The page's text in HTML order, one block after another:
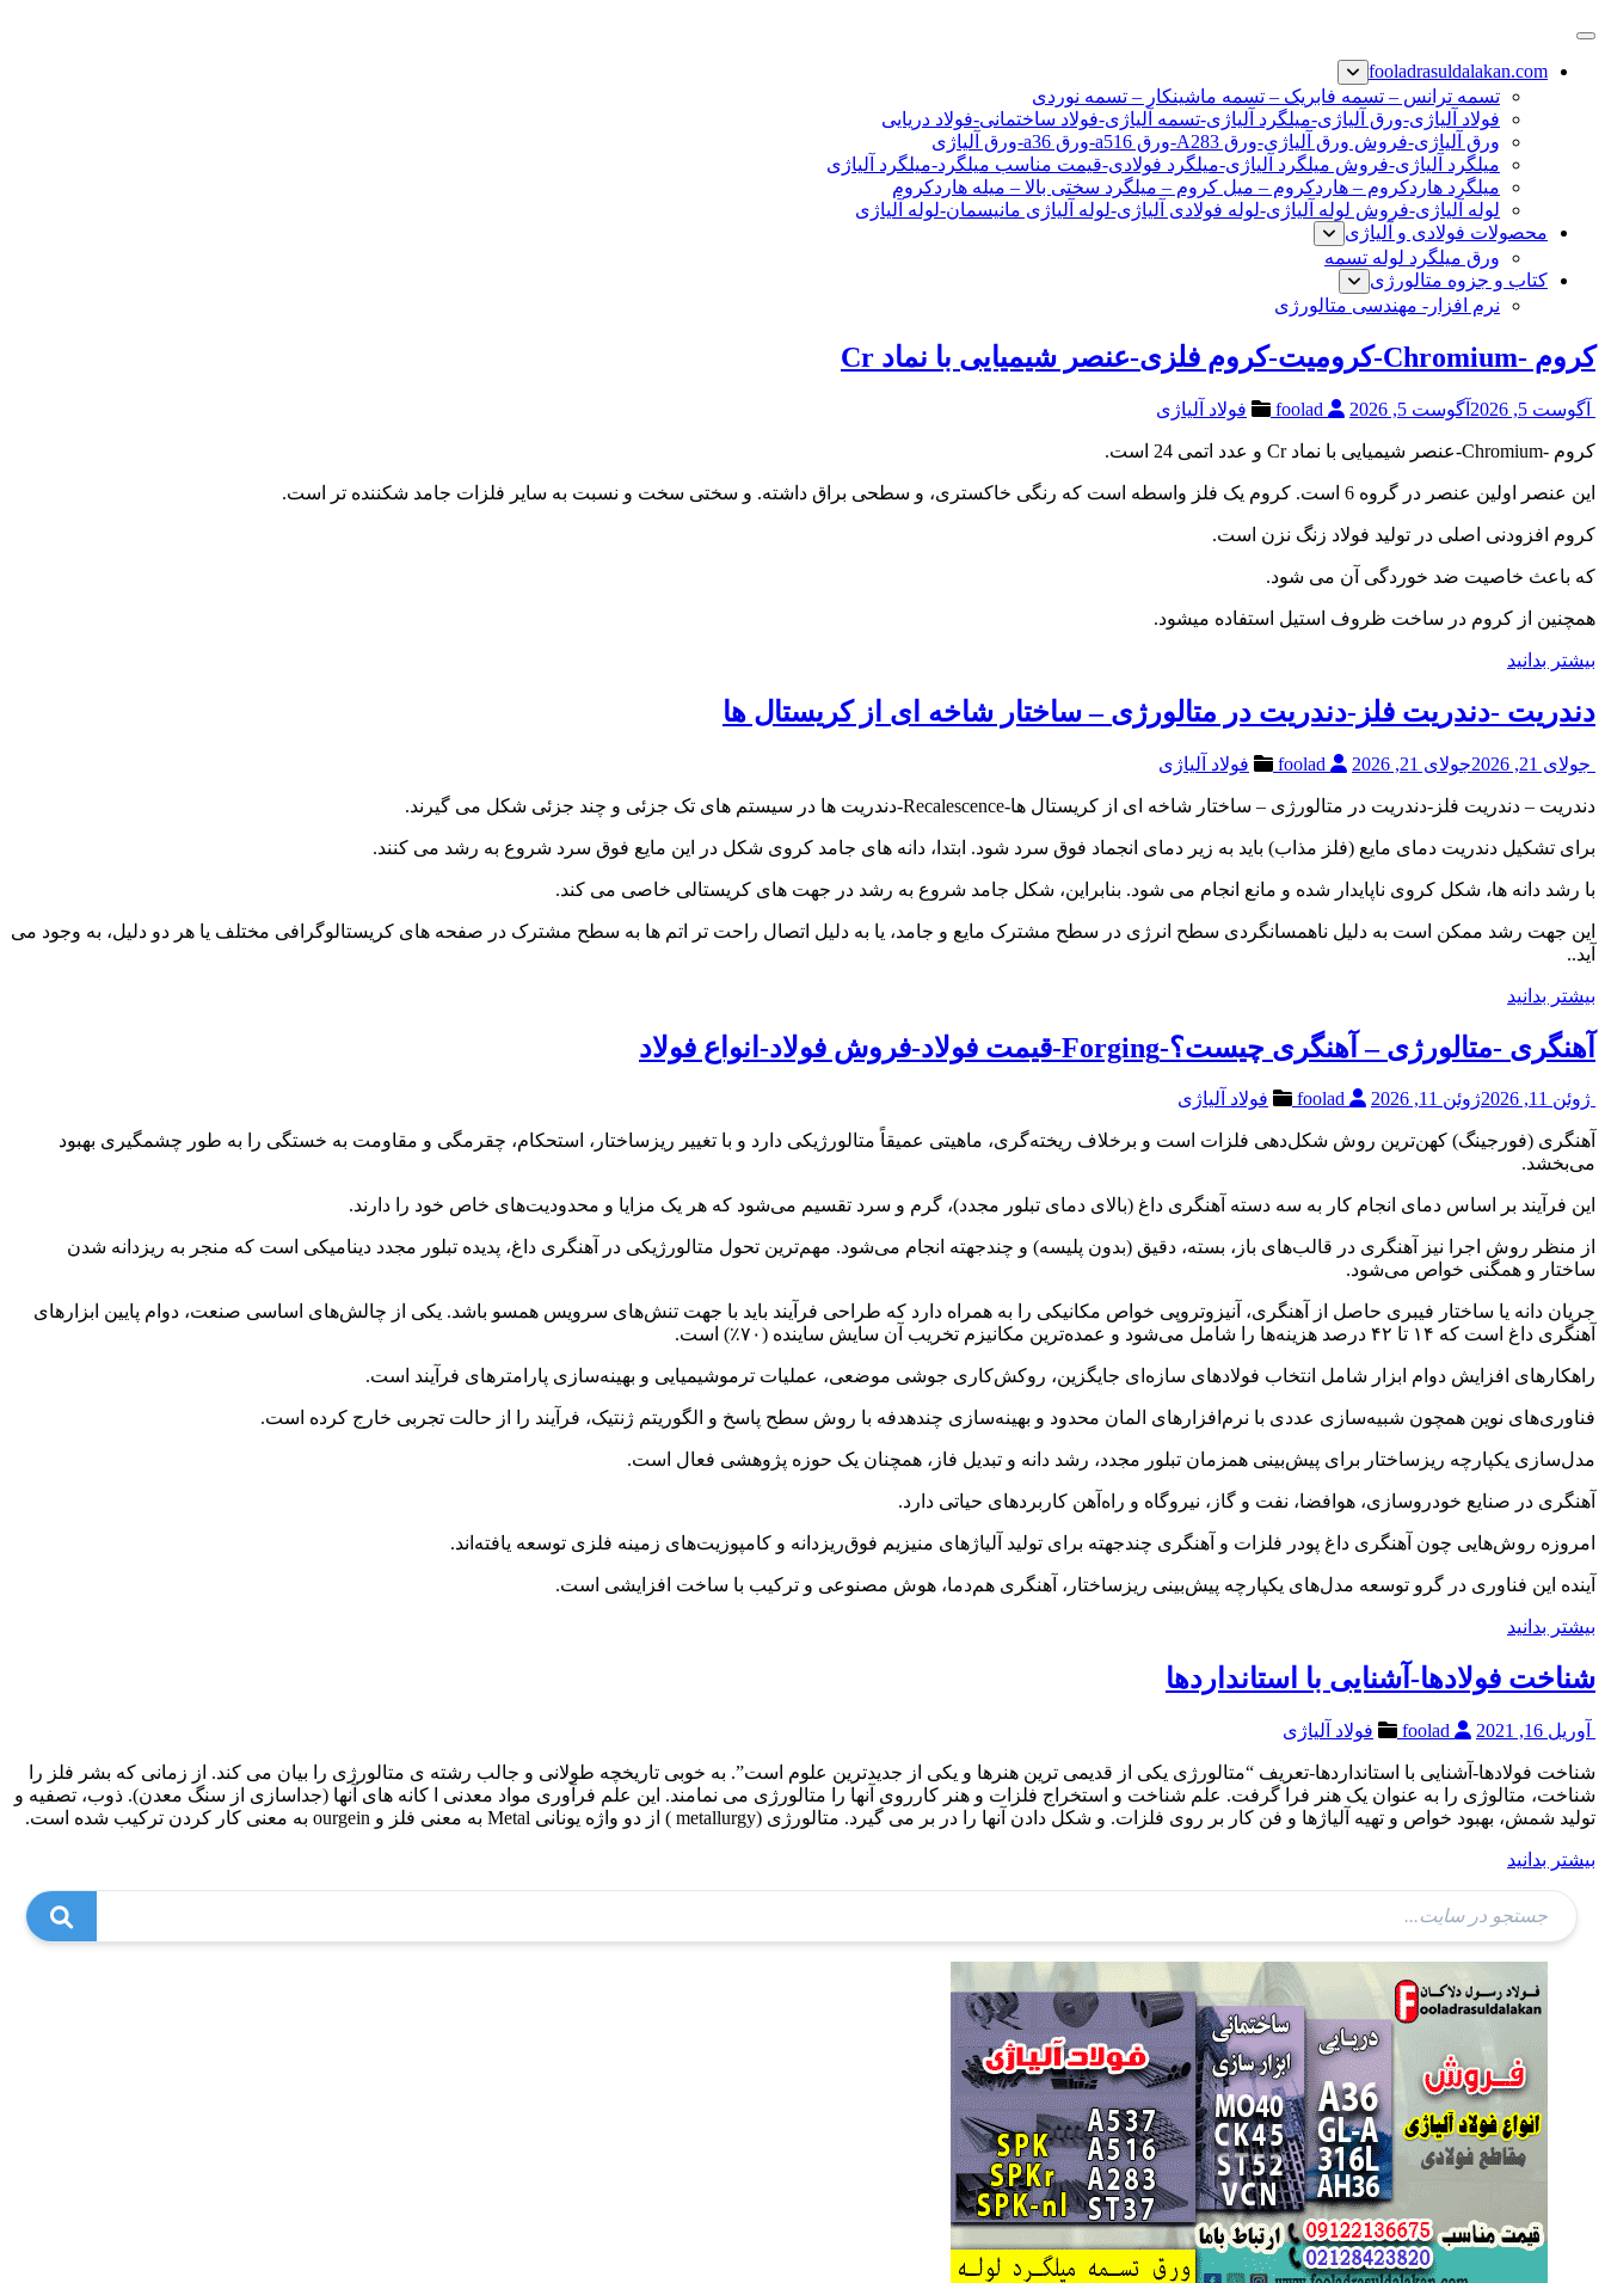
پرش
محتوا
fooladrasuldalakan.com
تسمه ترانس – تسمه فابریک – تسمه ماشینکار – تسمه نوردی
فولاد آلیاژی-ورق آلیاژی-میلگرد آلیاژی-تسمه آلیاژی-فولاد ساختمانی-فولاد دریایی
ورق آلیاژی-فروش ورق آلیاژی-ورق A283-ورق a516-ورق a36-ورق آلیاژی
میلگرد آلیاژی-فروش میلگرد آلیاژی-میلگرد فولادی-قیمت مناسب میلگرد-میلگرد آلیاژی
میلگرد هاردکروم – هاردکروم – میل کروم – میلگرد سختی بالا – میله هاردکروم
لوله آلیاژی-فروش لوله آلیاژی-لوله فولادی آلیاژی-لوله آلیاژی مانیسمان-لوله آلیاژی
محصولات فولادی و آلیاژی
ورق میلگرد لوله تسمه
کتاب و جزوه متالورژی
نرم افزار- مهندسی متالورژی
کروم -Chromium-کرومیت-کروم فلزی-عنصر شیمیایی با نماد Cr
آگوست 5, 2026 آگوست 5, 2026 فولاد آلیاژی
کروم -Chromium-عنصر شیمیایی با نماد Cr و عدد اتمی 24 است.
این عنصر اولین عنصر در گروه 6 است. کروم یک فلز واسطه است که رنگی خاکستری، و سطحی براق داشته. و سختی سخت و نسبت به سایر فلزات جامد شکننده تر است.
کروم افزودنی اصلی در تولید فولاد زنگ نزن است.
که باعث خاصیت ضد خوردگی آن می شود.
همچنین از کروم در ساخت ظروف استیل استفاده میشود.
بیشتر بدانید
دندریت -دندریت فلز-دندریت در متالورژی – ساختار شاخه ای از کریستال ها
جولای 21, 2026 جولای 21, 2026 فولاد آلیاژی
دندریت – دندریت فلز-دندریت در متالورژی – ساختار شاخه ای از کریستال ها-Recalescence-دندریت ها در سیستم های تک جزئی و چند جزئی شکل می گیرند.
برای تشکیل دندریت دمای مایع (فلز مذاب) باید به زیر دمای انجماد فوق سرد شود. ابتدا، دانه های جامد کروی شکل در این مایع فوق سرد شروع به رشد می کنند.
با رشد دانه ها، شکل کروی ناپایدار شده و مانع انجام می شود. بنابراین، شکل جامد شروع به رشد در جهت های کریستالی خاصی می کند.
این جهت رشد ممکن است به دلیل ناهمسانگردی سطح انرژی در سطح مشترک مایع و جامد، یا به دلیل اتصال راحت تر اتم ها به سطح مشترک در صفحه های کریستالوگرافی مختلف یا هر دو دلیل، به وجود می
آید..
بیشتر بدانید
آهنگری -متالورژی – آهنگری چیست؟-Forging-قیمت فولاد-فروش فولاد-انواع فولاد
ژوئن 11, 2026 ژوئن 11, 2026 فولاد آلیاژی
آهنگری (فورجینگ) کهن‌ترین روش شکل‌دهی فلزات است و برخلاف ریخته‌گری، ماهیتی عمیقاً متالورژیکی دارد و با تغییر ریزساختار، استحکام، چقرمگی و مقاومت به خستگی را به طور چشمگیری بهبود
می‌بخشد.
این فرآیند بر اساس دمای انجام کار به سه دسته آهنگری داغ (بالای دمای تبلور مجدد)، گرم و سرد تقسیم می‌شود که هر یک مزایا و محدودیت‌های خاص خود را دارند.
از منظر روش اجرا نیز آهنگری در قالب‌های باز، بسته، دقیق (بدون پلیسه) و چندجهته انجام می‌شود. مهم‌ترین تحول متالورژیکی در آهنگری داغ، پدیده تبلور مجدد دینامیکی است که منجر به ریزدانه‌ شدن
ساختار و همگنی خواص می‌شود.
جریان دانه یا ساختار فیبری حاصل از آهنگری، آنیزوتروپی خواص مکانیکی را به همراه دارد که طراحی فرآیند باید با جهت تنش‌های سرویس همسو باشد. یکی از چالش‌های اساسی صنعت، دوام پایین ابزارهای
آهنگری داغ است که ۱۴ تا ۴۲ درصد هزینه‌ها را شامل می‌شود و عمده‌ترین مکانیزم تخریب آن سایش ساینده (۷۰٪) است.
راهکارهای افزایش دوام ابزار شامل انتخاب فولادهای سازه‌ای جایگزین، روکش‌کاری جوشی موضعی، عملیات ترموشیمیایی و بهینه‌سازی پارامترهای فرآیند است.
فناوری‌های نوین همچون شبیه‌سازی عددی با نرم‌افزارهای المان محدود و بهینه‌سازی چندهدفه با روش سطح پاسخ و الگوریتم ژنتیک، فرآیند را از حالت تجربی خارج کرده است.
مدل‌سازی یکپارچه ریزساختار برای پیش‌بینی همزمان تبلور مجدد، رشد دانه و تبدیل فاز، همچنان یک حوزه پژوهشی فعال است.
آهنگری در صنایع خودروسازی، هوافضا، نفت و گاز، نیروگاه و راه‌آهن کاربردهای حیاتی دارد.
امروزه روش‌هایی چون آهنگری داغ پودر فلزات و آهنگری چندجهته برای تولید آلیاژهای منیزیم فوق‌ریزدانه و کامپوزیت‌های زمینه فلزی توسعه یافته‌اند.
آینده این فناوری در گرو توسعه مدل‌های یکپارچه پیش‌بینی ریزساختار، آهنگری هم‌دما، هوش مصنوعی و ترکیب با ساخت افزایشی است.
بیشتر بدانید
شناخت فولادها-آشنایی با استانداردها
آوریل 16, 2021 فولاد آلیاژی
شناخت فولادها-آشنایی با استانداردها-تعریف “متالورژی یکی از قدیمی ترین هنرها و یکی از جدیدترین علوم است”. به خوبی تاریخچه طولانی و جالب رشته ی متالورژی را بیان می کند. از زمانی که بشر فلز را
شناخت، متالوژی را به عنوان یک هنر فرا گرفت. علم شناخت و استخراج فلزات و هنر کارروی آنها را متالورژی می نمامند. این علم فرآوری مواد معدنی ا کانه های آنها (جداسازی از سنگ معدن). ذوب، تصفیه و
تولید شمش، بهبود خواص و تهیه آلیاژها و فن کار بر روی فلزات. و شکل دادن آنها را در بر می گیرد. متالورژی (metallurgy ) از دو واژه یونانی Metal به معنی فلز و ourgein به معنی کار کردن ترکیب شده است.
بیشتر بدانید